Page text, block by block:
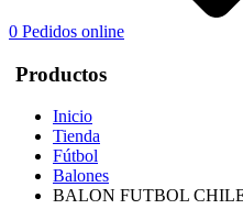
0 Pedidos online
Productos
Inicio
Tienda
Fútbol
Balones
BALON FUTBOL